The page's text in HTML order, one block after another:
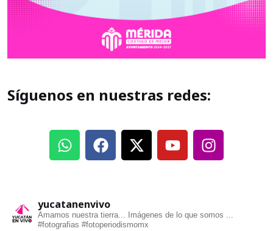
Síguenos en nuestras redes:
yucatanenvivo
Amamos nuestra tierra... Imágenes de lo que somos ...
#fotografias #fotoperiodismomx